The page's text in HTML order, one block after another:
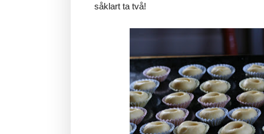
såklart ta två!